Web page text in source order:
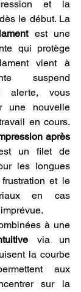
et la
est une
qui protège
vient à
suspend
alerte, vous
une nouvelle
en cours.
après
un filet de
les longues
et le
en cas
via un
la courbe
aux
sur la